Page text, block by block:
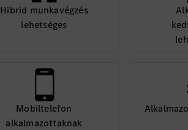
Hibrid munkavégzés
lehetséges
Mobiltelefon
alkalmazottaknak